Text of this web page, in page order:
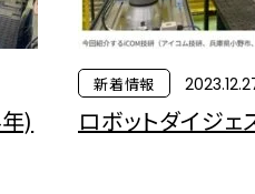
)
新着情報
ロボットダイジェ